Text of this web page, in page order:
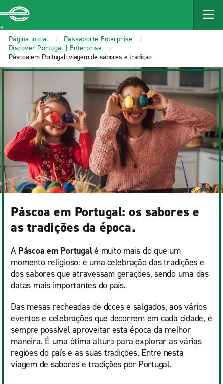
MAIN
CONTENT
Enterprise
Página inicial
Passaporte Enterprise
Discover Portugal | Enterprise
Páscoa em Portugal: viagem de sabores e tradição
Páscoa em Portugal: os sabores e
as tradições da época.
A Páscoa em Portugalé muito mais do que um
momento religioso: é uma celebração das tradições e
dos sabores que atravessam gerações, sendo uma das
datas mais importantes do país.
Das mesas recheadas de doces e salgados, aos vários
eventos e celebrações que decorrem em cada cidade, é
sempre possível aproveitar esta época da melhor
maneira. É uma ótima altura para explorar as várias
regiões do país e as suas tradições. Entre nesta
viagem de sabores e tradições por Portugal.